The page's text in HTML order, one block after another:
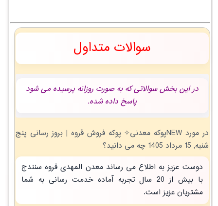
سوالات متداول
در این بخش سوالاتی که به صورت روزانه پرسیده می شود
پاسخ داده شده.
در مورد NEWپوکه معدنی✧ پوکه فروش قروه | بروز رسانی پنج
شنبه, 15 مرداد 1405 چه می دانید؟
دوست عزیز به اطلاع می رساند معدن المهدی قروه سنندج
با بیش از 20 سال تجربه آماده خدمت رسانی به شما
مشتریان عزیز است.